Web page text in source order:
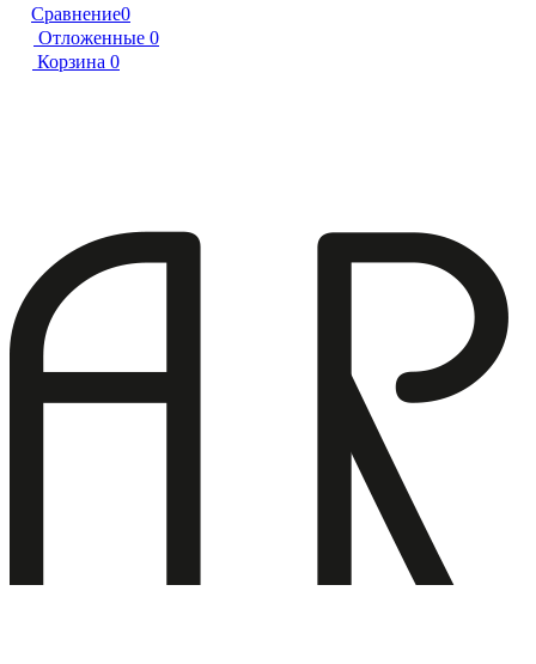
Сравнение0
Отложенные 0
Корзина 0